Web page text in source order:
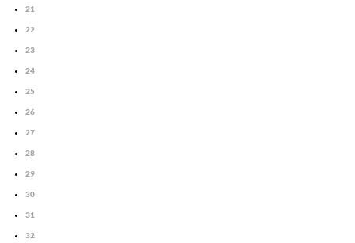
21
22
23
24
25
26
27
28
29
30
31
32